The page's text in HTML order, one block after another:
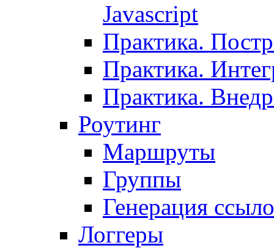
Javascript
Практика.
Практика.
Практика.
Роутинг
Маршруты
Группы
Генерация
Логгеры